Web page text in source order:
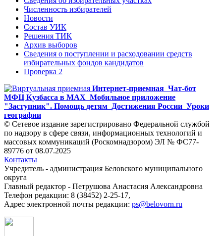
Численность избирателей
Новости
Состав УИК
Решения ТИК
Архив выборов
Сведения о поступлении и расходовании средств
избирательных фондов кандидатов
Проверка 2
Интернет-приемная Чат-бот
МФЦ Кузбасса в MAX Мобильное приложение
"Заступник". Помощь детям Достижения России Уроки
географии
© Сетевое издание зарегистрировано Федеральной службой
по надзору в сфере связи, информационных технологий и
массовых коммуникаций (Роскомнадзором) ЭЛ № ФС77-
89776 от 08.07.2025
Контакты
Учредитель - администрация Беловского муниципального
округа
Главный редактор - Петрушова Анастасия Александровна
Телефон редакции: 8 (38452) 2-25-17,
Адрес электронной почты редакции: ps@belovorn.ru